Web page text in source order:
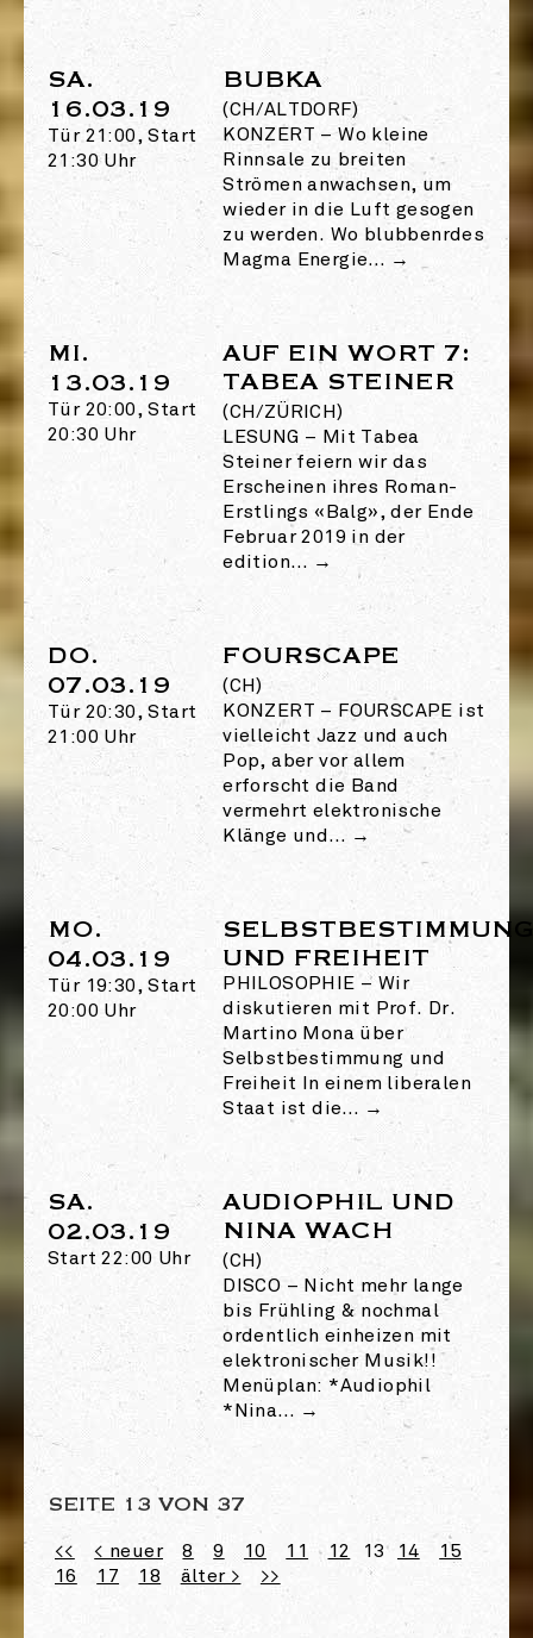
SA.
16.03.19
Tür 21:00, Start
21:30 Uhr
BUBKA
(CH/ALTDORF)
KONZERT –Wo kleine
Rinnsale zu breiten
Strömen anwachsen, um
wieder in die Luft gesogen
zu werden. Wo blubbenrdes
Magma Energie… →
MI.
13.03.19
Tür 20:00, Start
20:30 Uhr
AUF EIN WORT 7:
TABEA STEINER
(CH/ZÜRICH)
LESUNG – Mit Tabea
Steiner feiern wir das
Erscheinen ihres Roman-
Erstlings «Balg», der Ende
Februar 2019 in der
edition… →
DO.
07.03.19
Tür 20:30, Start
21:00 Uhr
FOURSCAPE
(CH)
KONZERT – FOURSCAPE ist
vielleicht Jazz und auch
Pop, aber vor allem
erforscht die Band
vermehrt elektronische
Klänge und… →
MO.
04.03.19
Tür 19:30, Start
20:00 Uhr
UND FREIHEIT
PHILOSOPHIE – Wir
diskutieren mit Prof. Dr.
Martino Mona über
Selbstbestimmung und
Freiheit In einem liberalen
Staat ist die… →
SA.
02.03.19
Start 22:00 Uhr
AUDIOPHIL UND
NINA WACH
(CH)
DISCO – Nicht mehr lange
bis Frühling & nochmal
ordentlich einheizen mit
elektronischer Musik!!
Menüplan: *Audiophil
*Nina… →
SEITE 13 VON 37
<<
< neuer 8 9 10 11 12 13 14
15
16
17 18 älter > >>